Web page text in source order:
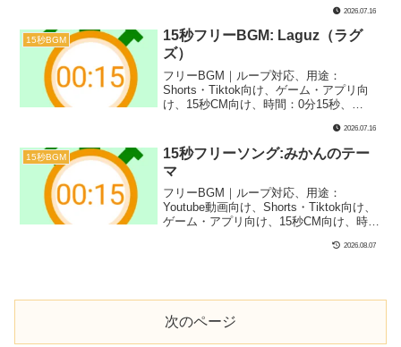
らい、楽器：シンセサイザー｜30秒BGM
第41弾！ダンジョンやミッションっぽい
雰囲気の１曲です！探索を始めるシーン
や実況での夜シーンなどにぴったり！
2026.07.16
15秒BGM
15秒フリーBGM: Laguz（ラグ
ズ）
フリーBGM｜ループ対応、用途：
Shorts・Tiktok向け、ゲーム・アプリ向
け、15秒CM向け、時間：0分15秒、
たり、楽器：シンセサイザー｜15秒BGM
第62弾！北欧の古ルーン文字「ᛚ（Laguz
/ ラグズ）」をテーマにしたアンビエント
系の1曲です！配信や作業用、寝落ちシー
ンなどにぴったり！
2026.07.16
15秒BGM
15秒フリーソング:みかんのテー
マ
フリーBGM｜ループ対応、用途：
Youtube動画向け、Shorts・Tiktok向け、
ゲーム・アプリ向け、15秒CM向け、時
ャンル：あかるい、楽器：ボーカル、ト
にぴったり！
2026.08.07
次のページ